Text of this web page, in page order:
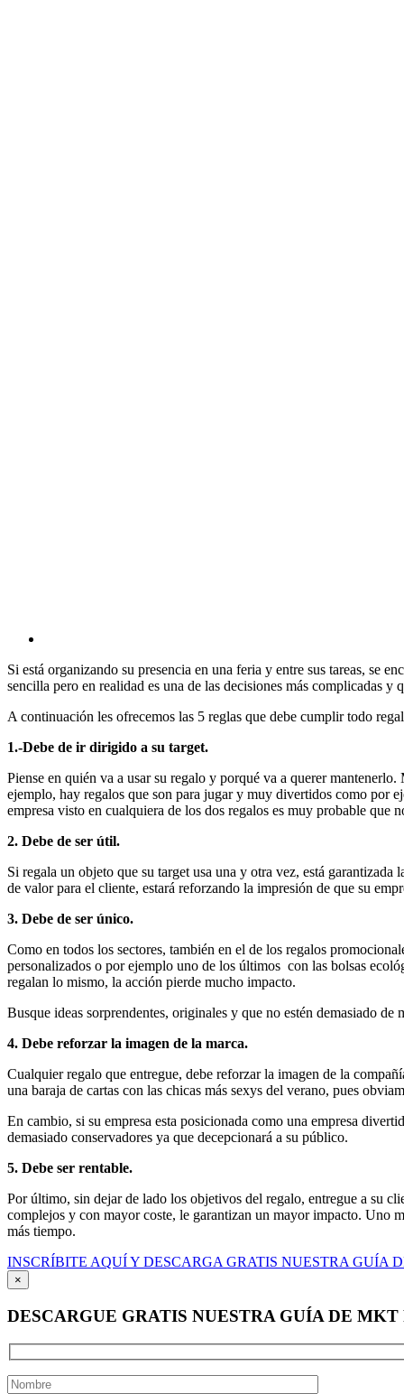
Si está organizando su presencia en una feria y entre sus tareas, se
sencilla pero en realidad es una de las decisiones más complicadas y
A continuación les ofrecemos las 5 reglas que debe cumplir todo
1.-Debe de ir dirigido a su target.
Piense en quién va a usar su regalo y porqué va a querer
ejemplo, hay regalos que son para jugar y muy divertidos como por
empresa visto en cualquiera de los dos regalos es muy probable que
2. Debe de ser útil.
Si regala un objeto que su target usa una y otra vez, está
de valor para el cliente, estará reforzando la impresión de que su
3. Debe de ser único.
Como en todos los sectores, también en el de los regalos
personalizados o por ejemplo uno de los últimos con las bolsas
regalan lo mismo, la acción pierde mucho impacto.
Busque ideas sorprendentes, originales y que no estén demasiado de
4. Debe reforzar la imagen de la marca.
Cualquier regalo que entregue, debe reforzar la imagen de la
una baraja de cartas con las chicas más sexys del verano, pues
En cambio, si su empresa esta posicionada como una empresa
demasiado conservadores ya que decepcionará a su público.
5. Debe ser rentable.
Por último, sin dejar de lado los objetivos del regalo, entregue a su
complejos y con mayor coste, le garantizan un mayor impacto. Uno
más tiempo.
INSCRÍBITE AQUÍ Y DESCARGA GRATIS NUESTRA GUÍA
×
DESCARGUE GRATIS NUESTRA GUÍA DE